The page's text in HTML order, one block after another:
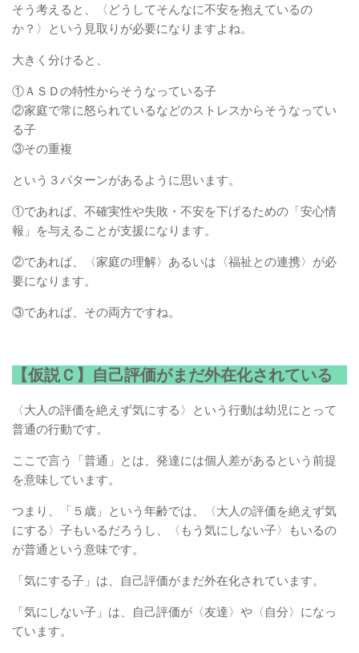
そう考えると、〈どうしてそんなに不安を抱えているの
か？〉という見取りが必要になりますよね。
大きく分けると、
①ＡＳＤの特性からそうなっている子
②家庭で常に怒られているなどのストレスからそうなってい
る子
③その重複
という３パターンがあるように思います。
①であれば、不確実性や失敗・不安を下げるための「安心情
報」を与えることが支援になります。
②であれば、〈家庭の理解〉あるいは〈福祉との連携〉が必
要になります。
③であれば、その両方ですね。
【仮説Ｃ】自己評価がまだ外在化されている
〈大人の評価を絶えず気にする〉という行動は幼児にとって
普通の行動です。
ここで言う「普通」とは、発達には個人差があるという前提
を意味しています。
つまり、「５歳」という年齢では、〈大人の評価を絶えず気
にする〉子もいるだろうし、〈もう気にしない子〉もいるの
が普通という意味です。
「気にする子」は、自己評価がまだ外在化されています。
「気にしない子」は、自己評価が〈友達〉や〈自分〉になっ
ています。